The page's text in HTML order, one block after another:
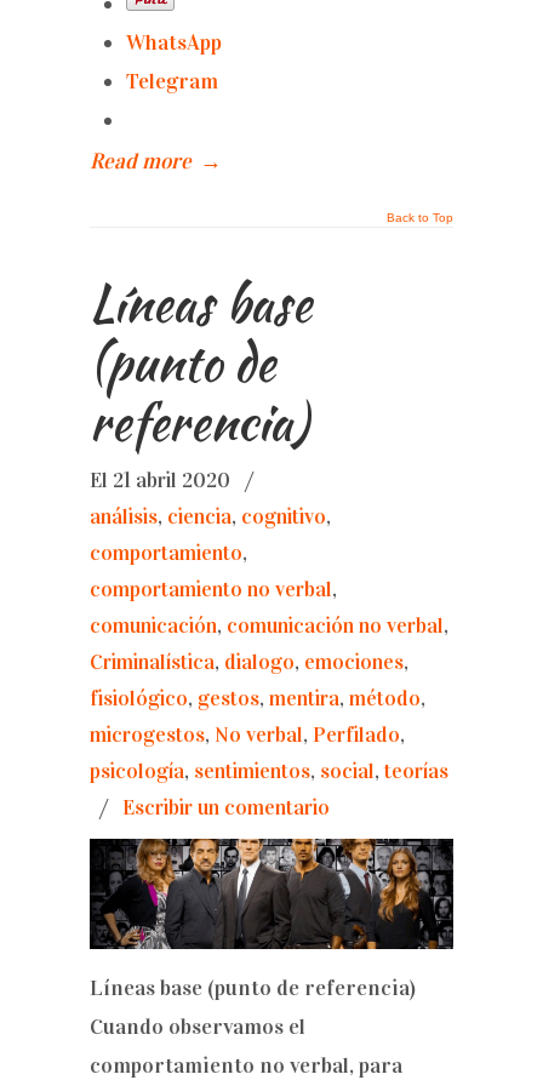
WhatsApp
Telegram
Read more →
Back to Top
Líneas base
(punto de
referencia)
El 21 abril 2020
/
análisis, ciencia, cognitivo,
comportamiento,
comportamiento no verbal,
comunicación, comunicación no verbal,
Criminalística, dialogo, emociones,
fisiológico, gestos, mentira, método,
microgestos, No verbal, Perfilado,
psicología, sentimientos, social,teorías
/ Escribir un comentario
Líneas base (punto de referencia)
Cuando observamos el
comportamiento no verbal, para